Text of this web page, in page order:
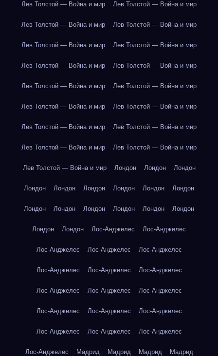
Лев Толстой — Война и мир Лев Толстой — Война и мир
Лев Толстой — Война и мир Лев Толстой — Война и мир
Лев Толстой — Война и мир Лев Толстой — Война и мир
Лев Толстой — Война и мир Лев Толстой — Война и мир
Лев Толстой — Война и мир Лев Толстой — Война и мир
Лев Толстой — Война и мир Лев Толстой — Война и мир
Лев Толстой — Война и мир Лев Толстой — Война и мир
Лев Толстой — Война и мир Лев Толстой — Война и мир
Лев Толстой — Война и мир Лондон Лондон Лондон
Лондон Лондон Лондон Лондон Лондон Лондон
Лондон Лондон Лондон Лондон Лондон Лондон
Лондон Лондон Лос-Анджелес Лос-Анджелес
Лос-Анджелес Лос-Анджелес Лос-Анджелес
Лос-Анджелес Лос-Анджелес Лос-Анджелес
Лос-Анджелес Лос-Анджелес Лос-Анджелес
Лос-Анджелес Лос-Анджелес Лос-Анджелес
Лос-Анджелес Лос-Анджелес Лос-Анджелес
Лос-Анджелес Мадрид Мадрид Мадрид Мадрид